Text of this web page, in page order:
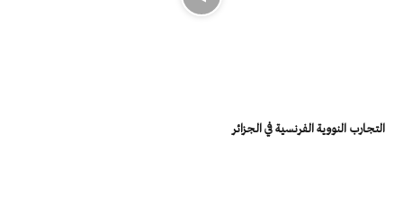
التجارب النووية الفرنسية في الجزائر